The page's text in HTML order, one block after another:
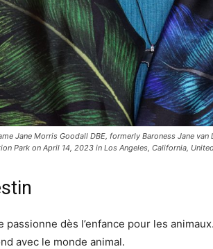
Jane Morris Goodall DBE, formerly Baroness Jane
Park on April 14, 2023 in Los Angeles, California,
passionne dès l’enfance pour les
avec le monde animal.